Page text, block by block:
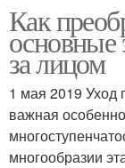
Как
основные
за лицом
1 мая 2019 Уход
важная
многообразии